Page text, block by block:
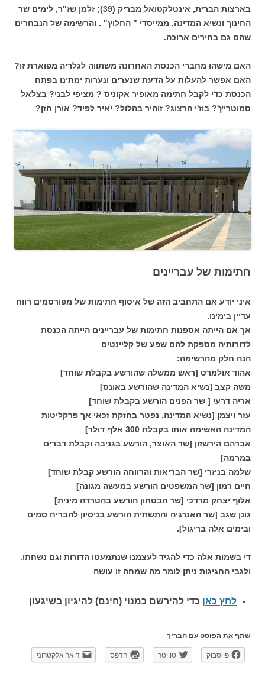
בארצות הברית, אינטלקטואל מבריק (39); זלמן שז"ר, לימים שר
החינוך ונשיא המדינה, ממייסדי " החלוץ" . והרשימה של הנבחרים
שהם גם בחירים ארוכה.
האם מישהו מחברי הכנסת האחרונה משתווה לגלריה מפוארת זו?
האם אפשר להעלות על הדעת שנערים ונערות ימתינו בפתח
הכנסת כדי לקבל חתימה מאופיר אקוניס ? מציפי לבני? בצלאל
סמוטריץ'? בוז'י הרצוג? זוהיר בהלול? יאיר לפיד? אורן חזן?
חתימות של עבריינים
איני יודע אם התחביב הזה של איסוף חתימות של מפורסמים רווח
עדיין בימינו.
אך אם הייתה אספנות חתימות של עבריינים הייתה הכנסת
לדורותיה מספקת להם שפע של קליינטים
הנה חלק מהרשימה:
אהוד אולמרט [ראש ממשלה שהורשע בקבלת שוחד]
משה קצב [נשיא המדינה שהורשע באונס]
אריה דרעי [ שר הפנים הורשע בקבלת שוחד]
עזר ויצמן [נשיא המדינה, נפטר בחזקת זכאי אך פרקליטות
המדינה האשימה אותו בקבלת 300 אלף דולר]
אברהם הירשזון [שר האוצר, הורשע בגניבה וקבלת דברים
במרמה]
שלמה בניזרי [שר הבריאות והרווחה הורשע קבלת שוחד]
חיים רמון [שר המשפטים הורשע במעשה מגונה]
אלוף יצחק מרדכי [שר הבטחון הורשע בהטרדה מינית]
גונן שגב [שר האנרגיה והתשתית הורשע בניסיון להבריח סמים
ובימים אלה בריגול].
די בשמות אלה כדי להגיד לעצמנו שנתמעטו הדורות וגם נשחתו.
ולגבי החגיגות ניתן לומר מה שמחה זו עושה.
לחץ כאן כדי להירשם כמנוי (חינם) להיגיון בשיגעון
שתף את הפוסט עם חבריך
פייסבוק טוויטר הדפס דואר אלקטרוני